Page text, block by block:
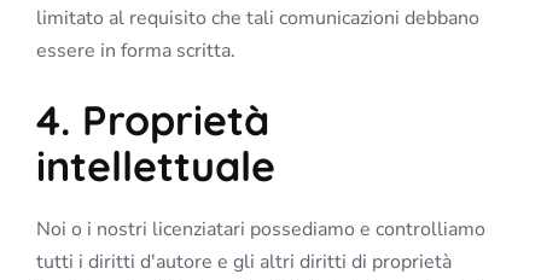
limitato al requisito che tali comunicazioni debbano
essere in forma scritta.
4. Proprietà
intellettuale
Noi o i nostri licenziatari possediamo e controlliamo
tutti i diritti d'autore e gli altri diritti di proprietà